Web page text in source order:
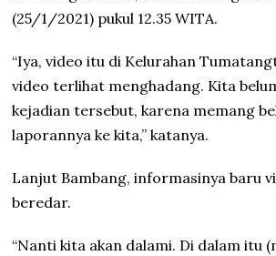
(25/1/2021) pukul 12.35 WITA.
“Iya, video itu di Kelurahan
video terlihat menghadang. Kita
kejadian tersebut, karena memang
laporannya ke kita,” katanya.
Lanjut Bambang, informasinya baru
beredar.
“Nanti kita akan dalami. Di dalam itu